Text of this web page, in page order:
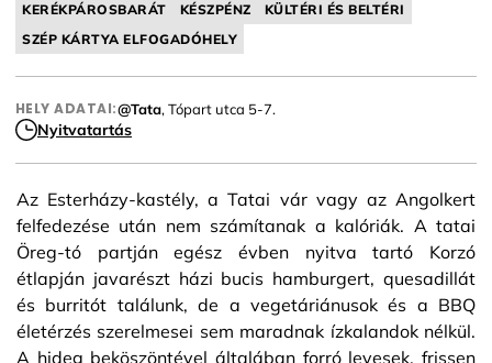
KERÉKPÁROSBARÁT
KÉSZPÉNZ
KÜLTÉRI ÉS BELTÉRI
SZÉP KÁRTYA ELFOGADÓHELY
HELY ADATAI:@Tata, Tópart utca 5-7.
Nyitvatartás
Az Esterházy-kastély, a Tatai vár vagy az Angolkert
felfedezése után nem számítanak a kalóriák. A tatai
Öreg-tó partján egész évben nyitva tartó Korzó
étlapján javarészt házi bucis hamburgert, quesadillát
és burritót találunk, de a vegetáriánusok és a BBQ
életérzés szerelmesei sem maradnak ízkalandok nélkül.
A hideg beköszöntével általában forró levesek, frissen